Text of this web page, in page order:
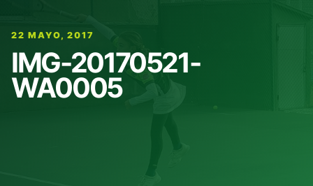
22 MAYO, 2017
IMG-20170521-
WA0005